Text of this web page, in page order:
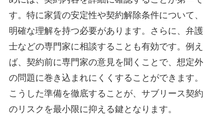
す。特に家賃の安定性や契約解除条件について、
明確な理解を持つ必要があります。さらに、弁護
士などの専門家に相談することも有効です。例え
ば、契約前に専門家の意見を聞くことで、想定外
の問題に巻き込まれにくくすることができます。
こうした準備を徹底することが、サブリース契約
のリスクを最小限に抑える鍵となります。